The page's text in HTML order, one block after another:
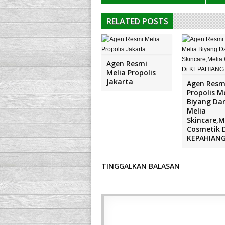
RELATED POSTS
Agen Resmi
Melia Propolis
Jakarta
Agen
Propolis
Biyang
Melia
Cosmetik
KEPAHIANG
TINGGALKAN BALASAN